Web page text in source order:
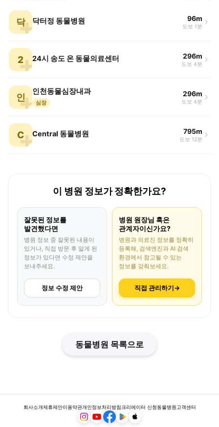
닥 닥터정 동물병원 96m
도보 1분
2 24시 송도 온 동물의료센터 296m
도보 4분
인
인천동물심장내과
심장
296m
도보 4분
C Central 동물병원 795m
도보 12분
이 병원 정보가 정확한가요?
잘못된 정보를
발견했다면
병원 정보 중 잘못된 내용이
있거나, 직접 방문 후 알게 된
정보가 있다면 수정 제안을
보내주세요.
정보 수정 제안
병원 원장님 혹은
관계자이신가요?
병원과 의료진 정보를 정확히
등록해, 검색엔진과 AI 검색
환경에서 참고될 수 있는
정보를 갖춰보세요.
직접 관리하기→
동물병원 목록으로
회사소개제휴제안이용약관개인정보처리방침크리에이터 신청동물병원고객센터